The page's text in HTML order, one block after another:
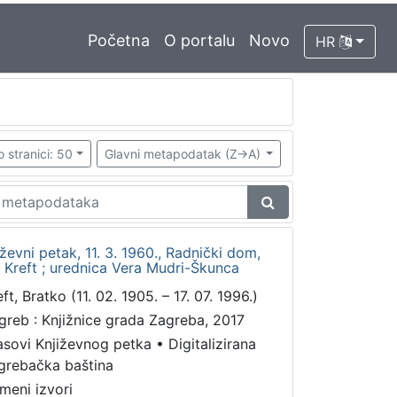
Početna O portalu Novo HR
stranici: 50 Glavni metapodatak (Z->A)
petak, 11. 3. 1960., Radnički dom,
; urednica Vera Mudri-Škunca
Bratko (11. 02. 1905. – 17. 07. 1996.)
: Knjižnice grada Zagreba, 2017
Književnog petka • Digitalizirana
baština
izvori